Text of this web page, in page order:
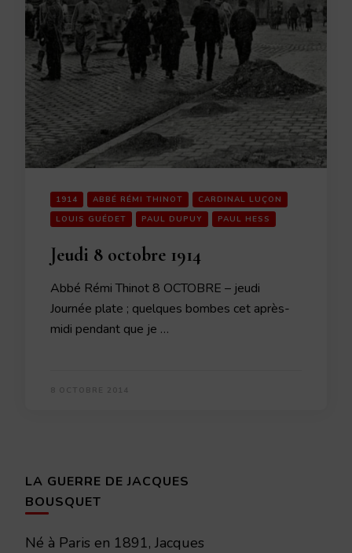
1914 ABBÉ RÉMI THINOT
CARDINAL LUÇON
LOUIS GUÉDET
PAUL DUPUY PAUL HESS
Jeudi 8 octobre 1914
Abbé Rémi Thinot 8 OCTOBRE – jeudi
Journée plate ; quelques bombes cet après-
midi pendant que je …
LA GUERRE DE JACQUES
BOUSQUET
Né à Paris en 1891, Jacques